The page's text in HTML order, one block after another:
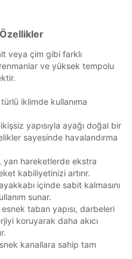
4
3
veya çim gibi farklı
ve yüksek tempolu
iklimde kullanıma
yapısıyla ayağı doğal bir
sayesinde havalandırma
yan hareketlerde ekstra
kabiliyetinizi artırır.
içinde sabit kalmasını
sunar.
taban yapısı, darbeleri
koruyarak daha akıcı
kanallara sahip tam
mail adresinize
ediyorum:
Doğuş
Ticaret A.Ş.
gönderilmesi amacıyla
Satış Giyim ve
yer alan
özel pazarlanması ve
bulunan pazarlama
reklamcılık faaliyeti
ediyorum.
Kodu
lütfen telefonunuza SMS
numaranızı doğrulayın.
Kodu
lütfen telefonunuza SMS
numaranızı doğrulayın.